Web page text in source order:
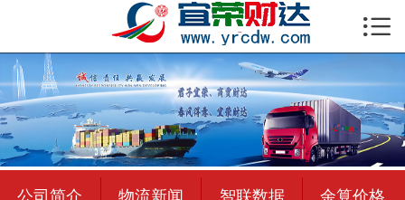
 首页
公司简介
物流新闻
绍兴至全国
